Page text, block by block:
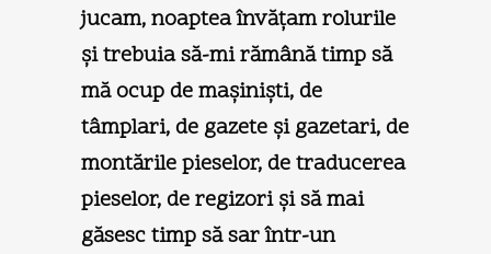
jucam, noaptea învăţam rolurile
şi trebuia să-mi rămână timp să
mă ocup de maşinişti, de
tâmplari, de gazete şi gazetari, de
montările pieselor, de traducerea
pieselor, de regizori şi să mai
găsesc timp să sar într-un